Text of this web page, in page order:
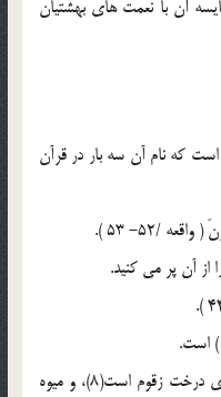
آن با نعمت های بهشتیان
که نام آن سه بار در قرآن
/52- 53 ).
آن پر می کنید.
) است.
خوراک گناهکاران در دوزخ میوه و برگ های درخت زقوم است(8)، و میوه